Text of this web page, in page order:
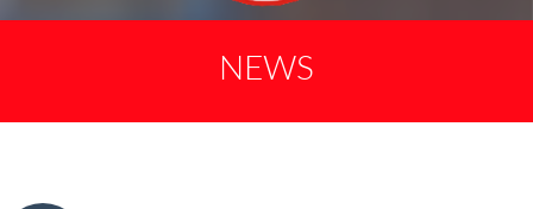
NEWS